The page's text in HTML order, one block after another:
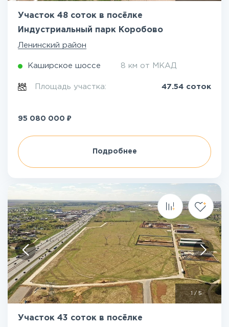
Участок 48 соток в посёлке
Индустриальный парк Коробово
Ленинский район
Каширское шоссе 8 км от МКАД
Площадь участка: 47.54 соток
95 080 000 ₽
Подробнее
/ 5
Участок 43 соток в посёлке